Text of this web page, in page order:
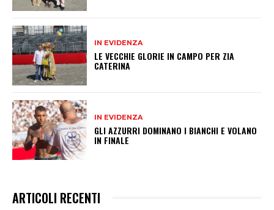
IN EVIDENZA
LE VECCHIE GLORIE IN CAMPO PER ZIA
CATERINA
IN EVIDENZA
GLI AZZURRI DOMINANO I BIANCHI E VOLANO
IN FINALE
ARTICOLI RECENTI